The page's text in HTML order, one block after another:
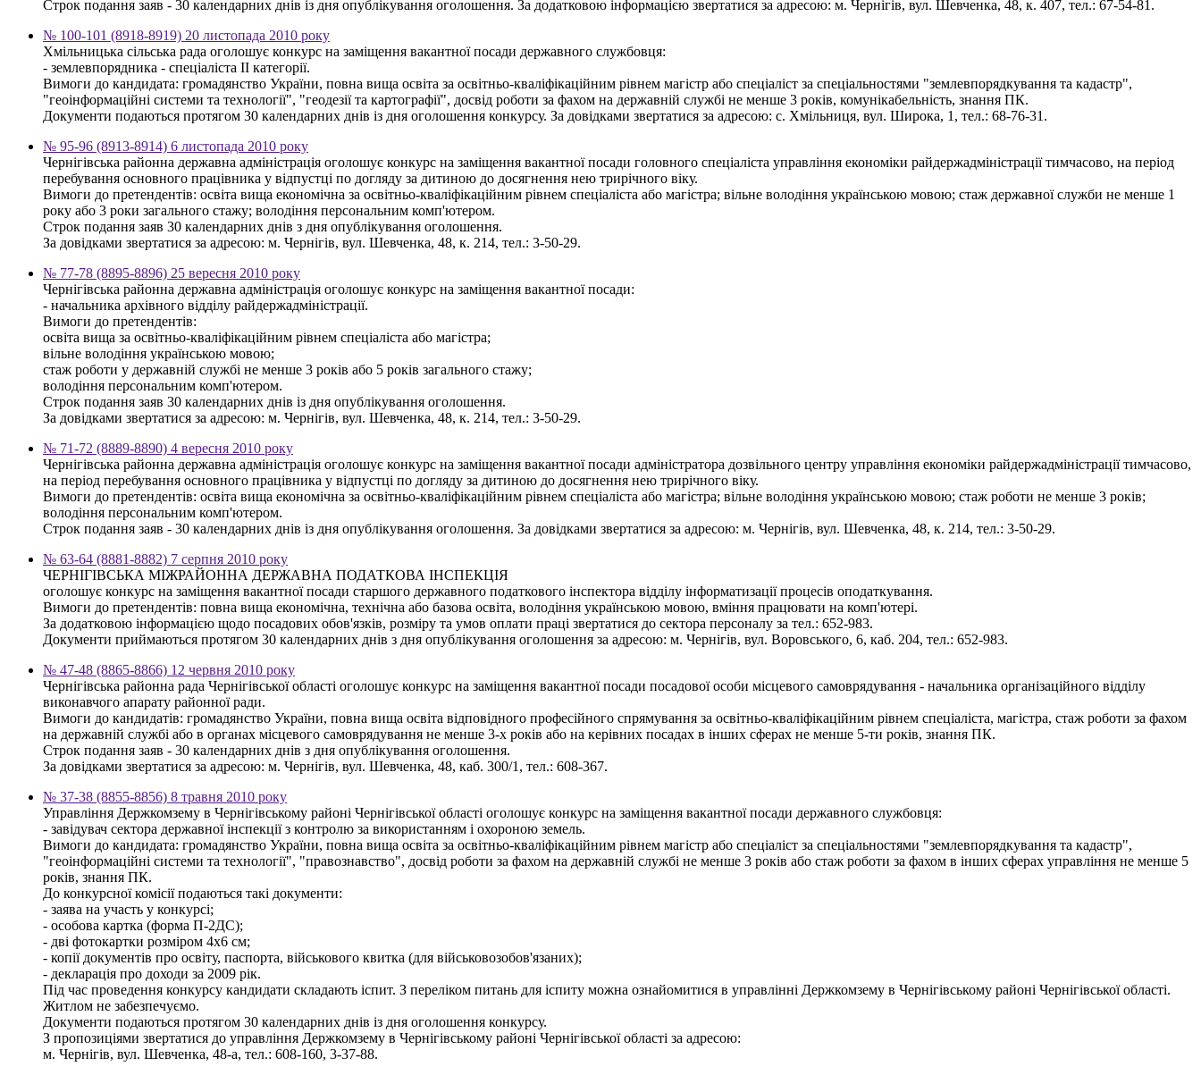
Строк подання заяв - 30 календарних днів із дня опублікування оголошення. За додатковою інформацією звертатися за адресою: м. Чернігів, вул. Шевченка, 48, к. 407, тел.: 67-54-81.
№ 100-101 (8918-8919) 20 листопада 2010 року
Хмільницька сільська рада оголошує конкурс на заміщення вакантної посади державного службовця:
- землевпорядника - спеціаліста ІІ категорії.
Вимоги до кандидата: громадянство України, повна вища освіта за освітньо-кваліфікаційним рівнем магістр або спеціаліст за спеціальностями "землевпорядкування та кадастр",
"геоінформаційні системи та технології", "геодезії та картографії", досвід роботи за фахом на державній службі не менше 3 років, комунікабельність, знання ПК.
Документи подаються протягом 30 календарних днів із дня оголошення конкурсу. За довідками звертатися за адресою: с. Хмільниця, вул. Широка, 1, тел.: 68-76-31.
№ 95-96 (8913-8914) 6 листопада 2010 року
Чернігівська районна державна адміністрація оголошує конкурс на заміщення вакантної посади головного спеціаліста управління економіки райдержадміністрації тимчасово, на період
перебування основного працівника у відпустці по догляду за дитиною до досягнення нею трирічного віку.
Вимоги до претендентів: освіта вища економічна за освітньо-кваліфікаційним рівнем спеціаліста або магістра; вільне володіння українською мовою; стаж державної служби не менше 1
року або 3 роки загального стажу; володіння персональним комп'ютером.
Строк подання заяв 30 календарних днів з дня опублікування оголошення.
За довідками звертатися за адресою: м. Чернігів, вул. Шевченка, 48, к. 214, тел.: 3-50-29.
№ 77-78 (8895-8896) 25 вересня 2010 року
Чернігівська районна державна адміністрація оголошує конкурс на заміщення вакантної посади:
- начальника архівного відділу райдержадміністрації.
Вимоги до претендентів:
освіта вища за освітньо-кваліфікаційним рівнем спеціаліста або магістра;
вільне володіння українською мовою;
стаж роботи у державній службі не менше 3 років або 5 років загального стажу;
володіння персональним комп'ютером.
Строк подання заяв 30 календарних днів із дня опублікування оголошення.
За довідками звертатися за адресою: м. Чернігів, вул. Шевченка, 48, к. 214, тел.: 3-50-29.
№ 71-72 (8889-8890) 4 вересня 2010 року
Чернігівська районна державна адміністрація оголошує конкурс на заміщення вакантної посади адміністратора дозвільного центру управління економіки райдержадміністрації тимчасово,
на період перебування основного працівника у відпустці по догляду за дитиною до досягнення нею трирічного віку.
Вимоги до претендентів: освіта вища економічна за освітньо-кваліфікаційним рівнем спеціаліста або магістра; вільне володіння українською мовою; стаж роботи не менше 3 років;
володіння персональним комп'ютером.
Строк подання заяв - 30 календарних днів із дня опублікування оголошення. За довідками звертатися за адресою: м. Чернігів, вул. Шевченка, 48, к. 214, тел.: 3-50-29.
№ 63-64 (8881-8882) 7 серпня 2010 року
ЧЕРНІГІВСЬКА МІЖРАЙОННА ДЕРЖАВНА ПОДАТКОВА ІНСПЕКЦІЯ
оголошує конкурс на заміщення вакантної посади старшого державного податкового інспектора відділу інформатизації процесів оподаткування.
Вимоги до претендентів: повна вища економічна, технічна або базова освіта, володіння українською мовою, вміння працювати на комп'ютері.
За додатковою інформацією щодо посадових обов'язків, розміру та умов оплати праці звертатися до сектора персоналу за тел.: 652-983.
Документи приймаються протягом 30 календарних днів з дня опублікування оголошення за адресою: м. Чернігів, вул. Воровського, 6, каб. 204, тел.: 652-983.
№ 47-48 (8865-8866) 12 червня 2010 року
Чернігівська районна рада Чернігівської області оголошує конкурс на заміщення вакантної посади посадової особи місцевого самоврядування - начальника організаційного відділу
виконавчого апарату районної ради.
Вимоги до кандидатів: громадянство України, повна вища освіта відповідного професійного спрямування за освітньо-кваліфікаційним рівнем спеціаліста, магістра, стаж роботи за фахом
на державній службі або в органах місцевого самоврядування не менше 3-х років або на керівних посадах в інших сферах не менше 5-ти років, знання ПК.
Строк подання заяв - 30 календарних днів з дня опублікування оголошення.
За довідками звертатися за адресою: м. Чернігів, вул. Шевченка, 48, каб. 300/1, тел.: 608-367.
№ 37-38 (8855-8856) 8 травня 2010 року
Управління Держкомзему в Чернігівському районі Чернігівської області оголошує конкурс на заміщення вакантної посади державного службовця:
- завідувач сектора державної інспекції з контролю за використанням і охороною земель.
Вимоги до кандидата: громадянство України, повна вища освіта за освітньо-кваліфікаційним рівнем магістр або спеціаліст за спеціальностями "землевпорядкування та кадастр",
"геоінформаційні системи та технології", "правознавство", досвід роботи за фахом на державній службі не менше 3 років або стаж роботи за фахом в інших сферах управління не менше 5
років, знання ПК.
До конкурсної комісії подаються такі документи:
- заява на участь у конкурсі;
- особова картка (форма П-2ДС);
- дві фотокартки розміром 4х6 см;
- копії документів про освіту, паспорта, військового квитка (для військовозобов'язаних);
- декларація про доходи за 2009 рік.
Під час проведення конкурсу кандидати складають іспит. З переліком питань для іспиту можна ознайомитися в управлінні Держкомзему в Чернігівському районі Чернігівської області.
Житлом не забезпечуємо.
Документи подаються протягом 30 календарних днів із дня оголошення конкурсу.
З пропозиціями звертатися до управління Держкомзему в Чернігівському районі Чернігівської області за адресою:
м. Чернігів, вул. Шевченка, 48-а, тел.: 608-160, 3-37-88.